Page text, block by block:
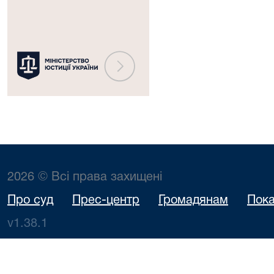
2026 © Всі права захищені
Про суд Прес-центр Громадянам
v1.38.1